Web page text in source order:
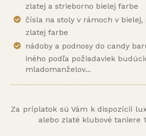
zlatej a strieborno bielej farbe
čísla na stoly v rámoch v bielej,
zlatej farbe
nádoby a podnosy do candy
iného podľa požiadaviek
mladomanželov...
Za príplatok sú Vám k dispozícii
alebo zlaté klubové taniere